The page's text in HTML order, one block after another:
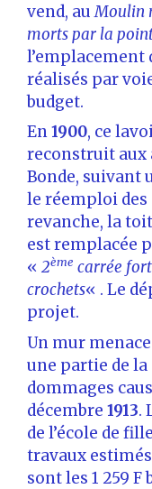
vend, auMoulin
morts par la
l’emplacement
réalisés par
budget.
En1900, ce
reconstruit aux
Bonde, suivant
le réemploi
revanche, la
est remplacée
« 2ème carrée
crochets« . Le
projet.
Un mur
une partie de la
dommages
décembre 1913.
de l’école de
travaux estimés
sont les 1 259 F